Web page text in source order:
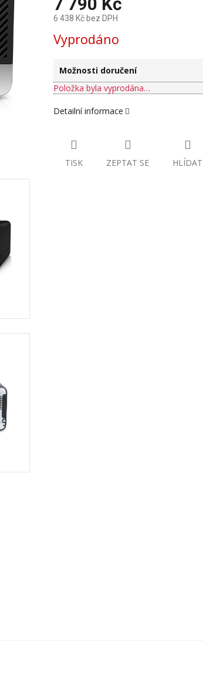
6 438 Kč bez DPH
Měrná
cena:
Vyprodáno
Možnosti doručení
Položka byla vyprodána…
Detailní informace
TISK ZEPTAT SE HLÍDAT